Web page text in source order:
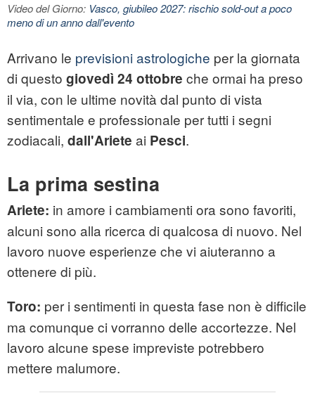
Video del Giorno: Vasco, giubileo 2027: rischio sold-out a poco
meno di un anno dall'evento
Arrivano le previsioni astrologiche per la giornata
di questo giovedì 24 ottobre che ormai ha preso
il via, con le ultime novità dal punto di vista
sentimentale e professionale per tutti i segni
zodiacali, dall'Ariete ai Pesci.
La prima sestina
Ariete: in amore i cambiamenti ora sono favoriti,
alcuni sono alla ricerca di qualcosa di nuovo. Nel
lavoro nuove esperienze che vi aiuteranno a
ottenere di più.
Toro: per i sentimenti in questa fase non è difficile
ma comunque ci vorranno delle accortezze. Nel
lavoro alcune spese impreviste potrebbero
mettere malumore.